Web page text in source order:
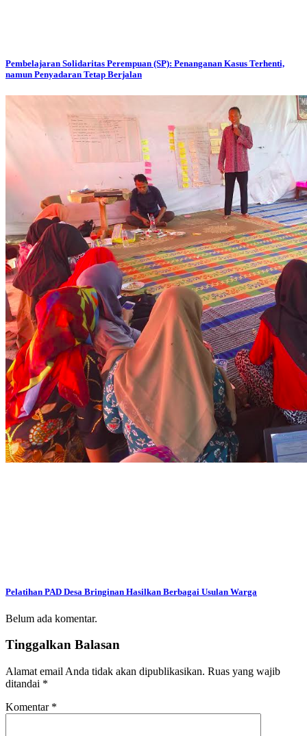
Pembelajaran Solidaritas Perempuan (SP): Penanganan Kasus Terhenti,
namun Penyadaran Tetap Berjalan
Pelatihan PAD Desa Bringinan Hasilkan Berbagai Usulan Warga
Belum ada komentar.
Tinggalkan Balasan
Alamat email Anda tidak akan dipublikasikan. Ruas yang wajib
ditandai *
Komentar *